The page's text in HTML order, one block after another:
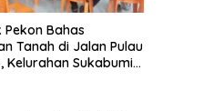
Pekon Bahas
Tanah di Jalan Pulau
Kelurahan Sukabumi